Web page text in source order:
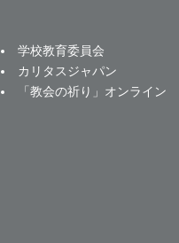
学校教育委員会
カリタスジャパン
「教会の祈り」オンライン